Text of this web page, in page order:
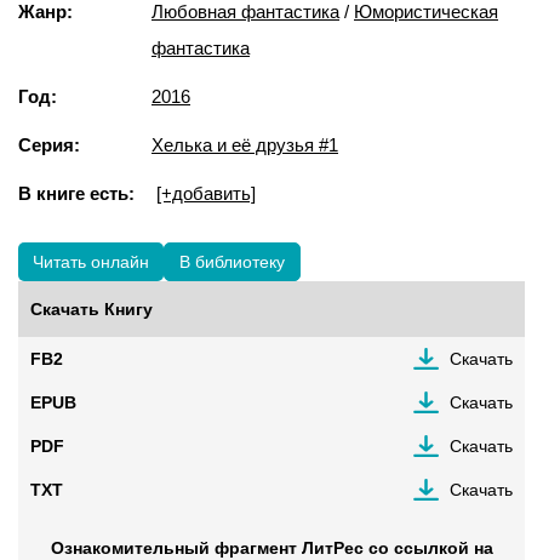
Жанр: Любовная фантастика / Юмористическая
фантастика
Год: 2016
Серия: Хелька и её друзья #1
В книге есть: [+добавить]
Читать онлайн В библиотеку
Скачать Книгу
FB2 Скачать
EPUB Скачать
PDF Скачать
TXT Скачать
Ознакомительный фрагмент ЛитРес со ссылкой на